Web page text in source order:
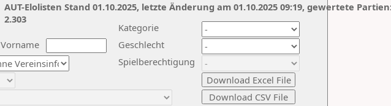
Vorname
Kategorie
Geschlecht
Spielberechtigung
AUT-Elolisten Stand 01.10.2025, letzte Änderung am 01.10.2025 09:19, gewertete
2.303